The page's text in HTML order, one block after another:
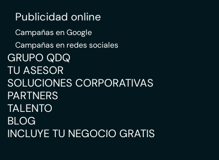
Publicidad online
Campañas en Google
Campañas en redes sociales
GRUPO QDQ
TU ASESOR
SOLUCIONES CORPORATIVAS
PARTNERS
TALENTO
BLOG
INCLUYE TU NEGOCIO GRATIS